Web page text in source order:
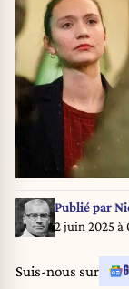
Publié par
2 juin 2025 à
Suis-nous sur